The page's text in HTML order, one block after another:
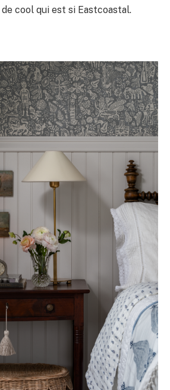
cool qui est si Eastcoastal.